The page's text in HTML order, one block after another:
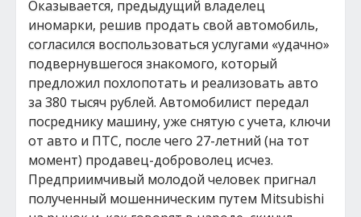
Оказывается, предыдущий владелец
иномарки, решив продать свой автомобиль,
согласился воспользоваться услугами «удачно»
подвернувшегося знакомого, который
предложил похлопотать и реализовать авто
за 380 тысяч рублей. Автомобилист передал
посреднику машину, уже снятую с учета, ключи
от авто и ПТС, после чего 27-летний (на тот
момент) продавец-доброволец исчез.
Предприимчивый молодой человек пригнал
полученный мошенническим путем Mitsubishi